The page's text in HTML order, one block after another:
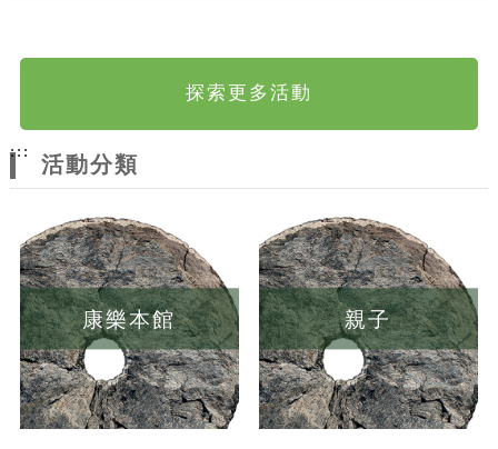
探索更多活動
:::
活動分類
康樂本館 親子